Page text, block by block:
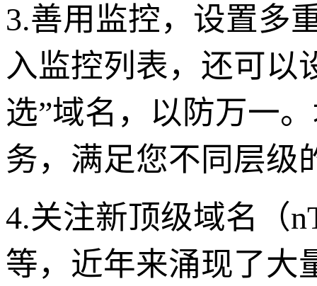
3.善用监控，设置多
入监控列表，还可以
选”域名，以防万一
务，满足您不同层级
4.关注新顶级域名（
等，近年来涌现了大